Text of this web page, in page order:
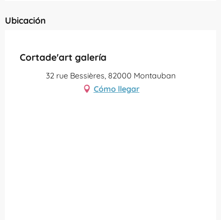
Ubicación
Cortade'art galería
32 rue Bessières, 82000 Montauban
Cómo llegar